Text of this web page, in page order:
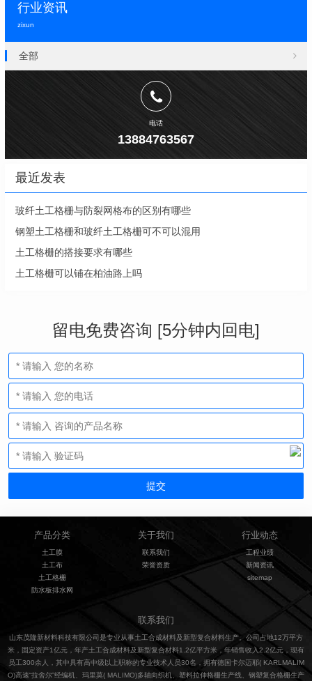
行业资讯
zixun
全部
电话
13884763567
最近发表
玻纤土工格栅与防裂网格布的区别有哪些
钢塑土工格栅和玻纤土工格栅可不可以混用
土工格栅的搭接要求有哪些
土工格栅可以铺在柏油路上吗
留电免费咨询 [5分钟内回电]
产品分类
土工膜
土工布
土工格栅
防水板排水网
关于我们
联系我们
荣誉资质
行业动态
工程业绩
新闻资讯
sitemap
联系我们
山东茂隆新材料科技有限公司是专业从事土工合成材料及新型复合材料生产。公司占地12万平方
米，固定资产1亿元，年产土工合成材料及新型复合材料1.2亿平方米，年销售收入2.2亿元，现有
员工300余人，其中具有高中级以上职称的专业技术人员30名，拥有德国卡尔迈耶( KARLMALIM
O)高速“拉舍尔”经编机、玛里莫( MALIMO)多轴向织机、塑料拉伸格栅生产线、钢塑复合格栅生产